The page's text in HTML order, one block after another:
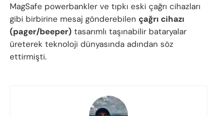
MagSafe powerbankler ve tıpkı eski çağrı cihazları
gibi birbirine mesaj gönderebilen çağrı cihazı
(pager/beeper) tasarımlı taşınabilir bataryalar
üreterek teknoloji dünyasında adından söz
ettirmişti.